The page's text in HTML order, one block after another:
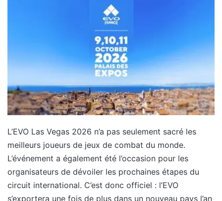
L’EVO Las Vegas 2026 n’a pas seulement sacré les
meilleurs joueurs de jeux de combat du monde.
L’événement a également été l’occasion pour les
organisateurs de dévoiler les prochaines étapes du
circuit international. C’est donc officiel : l’EVO
s’exportera une fois de plus dans un nouveau pays l’an